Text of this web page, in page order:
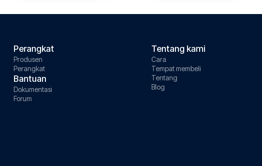
Perangkat
Produsen
Perangkat
Bantuan
Dokumentasi
Forum
Tentang kami
Cara
Tempat membeli
Tentang
Blog